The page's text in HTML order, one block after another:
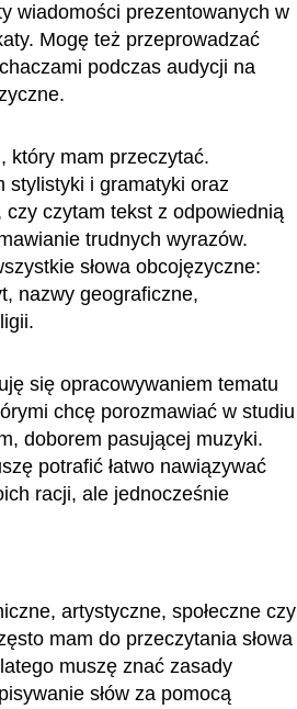
wiadomości prezentowanych w
Mogę też przeprowadzać
podczas audycji na
który mam przeczytać.
stylistyki i gramatyki oraz
czy czytam tekst z odpowiednią
trudnych wyrazów.
słowa obcojęzyczne:
nazwy geograficzne,
się opracowywaniem tematu
chcę porozmawiać w studiu
doborem pasującej muzyki.
potrafić łatwo nawiązywać
racji, ale jednocześnie
artystyczne, społeczne czy
mam do przeczytania słowa
muszę znać zasady
słów za pomocą